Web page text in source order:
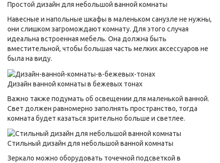
Простой дизайн для небольшой ванной комнаты
Навесные и напольные шкафы в маленьком санузле не нужны,
они слишком загромождают комнату. Для этого случая
идеальна встроенная мебель. Она должна быть
вместительной, чтобы большая часть мелких аксессуаров не
была на виду.
Дизайн ванной комнаты в бежевых тонах
Важно также подумать об освещении для маленькой ванной.
Свет должен равномерно заполнять пространство, тогда
комната будет казаться зрительно больше и светлее.
Стильный дизайн для небольшой ванной комнаты
Зеркало можно оборудовать точечной подсветкой в